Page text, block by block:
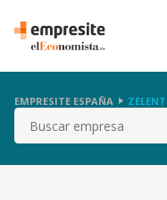
EMPRESITE ESPAÑA
Buscar